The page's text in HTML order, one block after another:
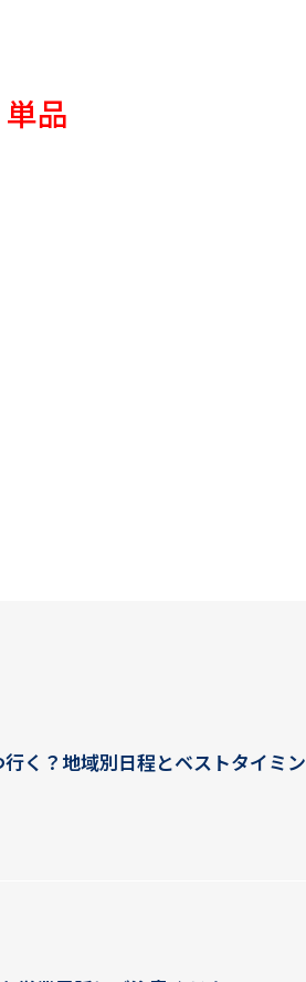
品
く？地域別日程とベストタイミン